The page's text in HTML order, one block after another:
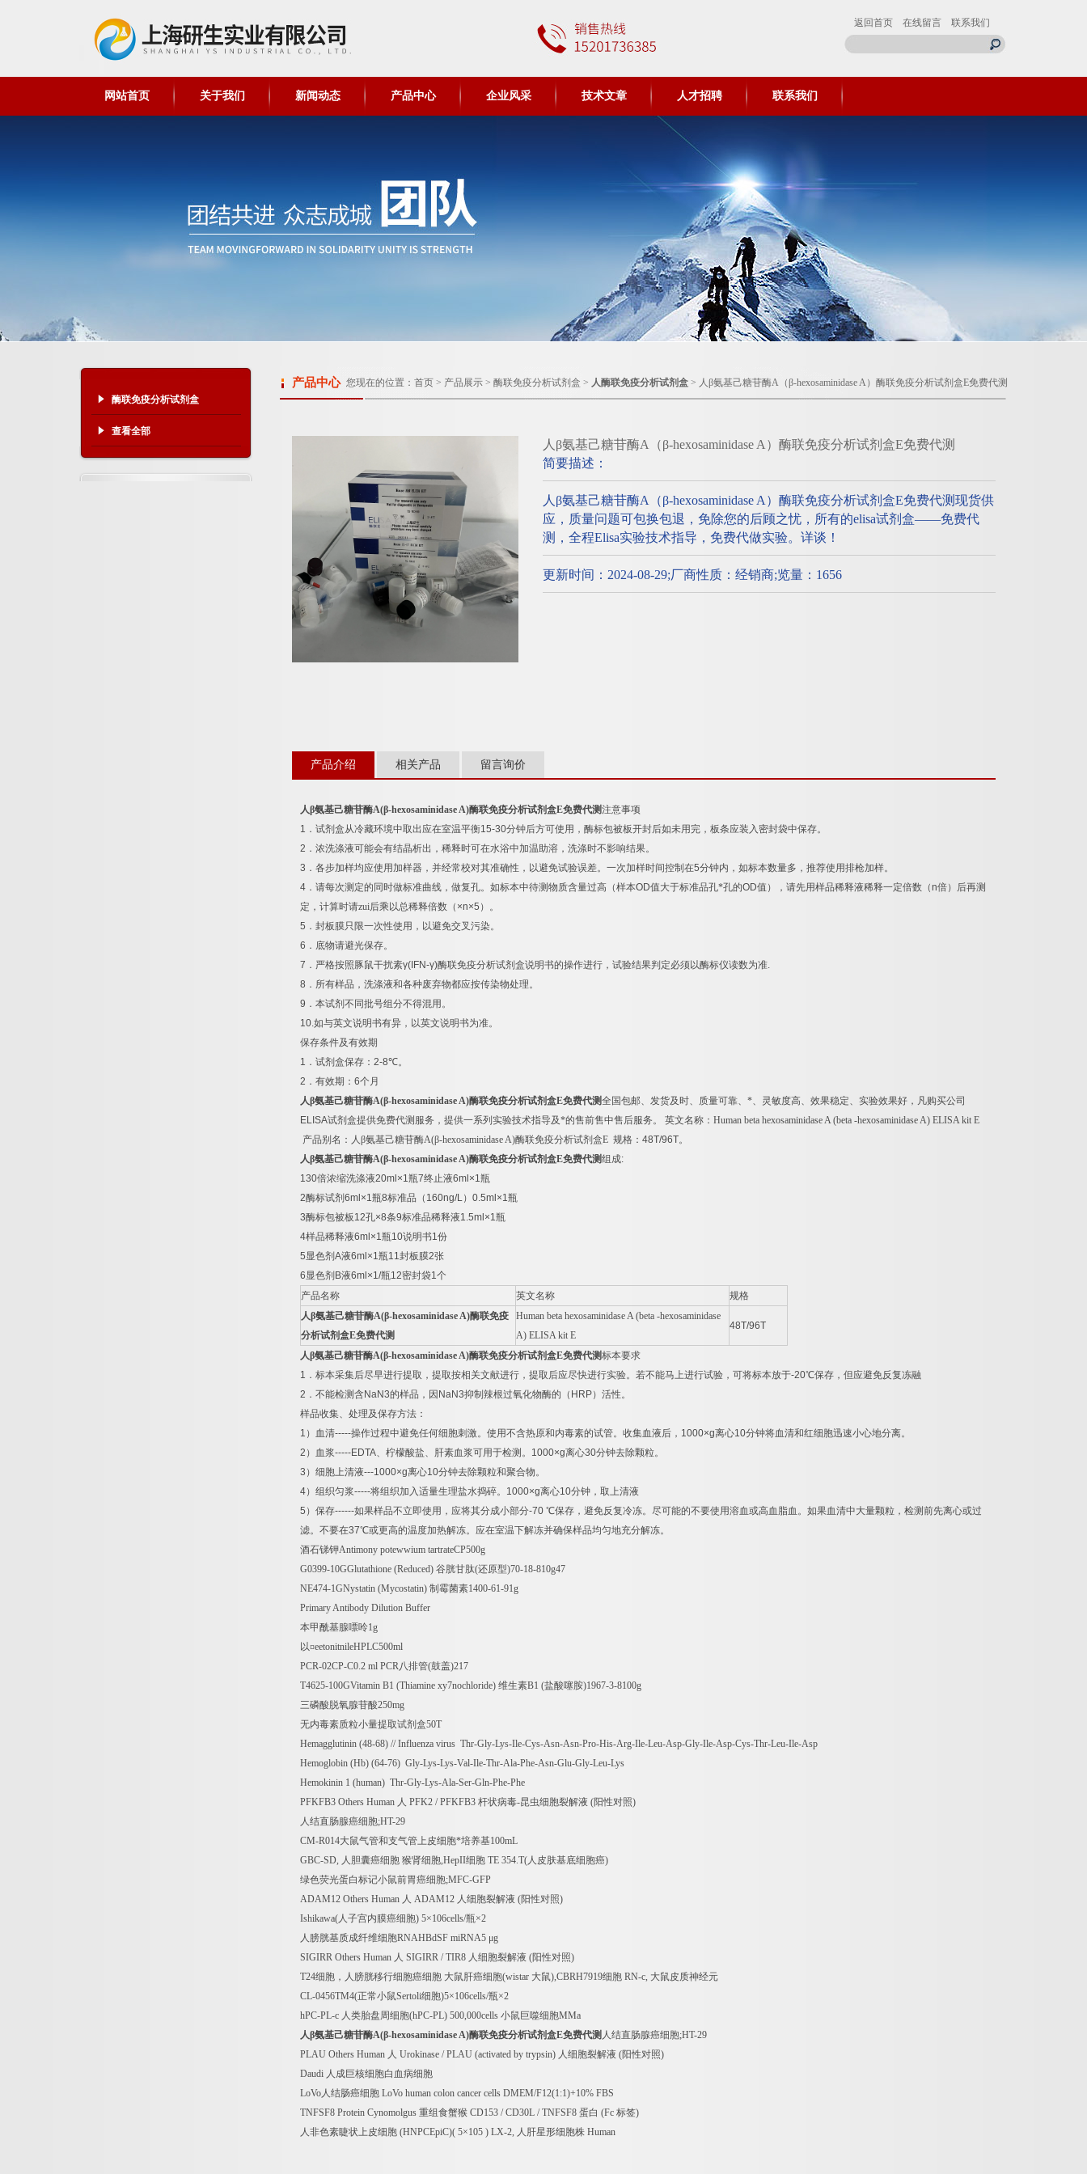
返回首页 在线留言 联系我们
网站首页 关于我们 新闻动态 产品中心 企业风采 技术文章 人才招聘 联系我们
酶联免疫分析试剂盒
查看全部
产品中心 您现在的位置： 首页 > 产品展示 > 酶联免疫分析试剂盒 > 人酶联免疫分析试剂盒 > 人β氨基己糖苷酶A（β-hexosaminidase A）酶联免疫分析试剂盒E免费代测
人β氨基己糖苷酶A（β-hexosaminidase A）酶联免疫分析试剂盒E免费代测
简要描述：
人β氨基己糖苷酶A（β-hexosaminidase A）酶联免疫分析试剂盒E免费代测现货供
应，质量问题可包换包退，免除您的后顾之忧，所有的elisa试剂盒——免费代
测，全程Elisa实验技术指导，免费代做实验。详谈！
更新时间：2024-08-29;厂商性质：经销商;览量：1656
产品介绍 相关产品 留言询价
人β氨基己糖苷酶A(β-hexosaminidase A)酶联免疫分析试剂盒E免费代测注意事项
1 ．试剂盒从冷藏环境中取出应在室温平衡15-30分钟后方可使用，酶标包被板开封后如未用完，板条应装入密封袋中保存。
2 ．浓洗涤液可能会有结晶析出，稀释时可在水浴中加温助溶，洗涤时不影响结果。
3 ．各步加样均应使用加样器，并经常校对其准确性，以避免试验误差。一次加样时间控制在5分钟内，如标本数量多，推荐使用排枪加样。
4 ．请每次测定的同时做标准曲线，做复孔。如标本中待测物质含量过高（样本OD值大于标准品孔*孔的OD值），请先用样品稀释液稀释一定倍数（n倍）后再测
定，计算时请zui后乘以总稀释倍数（ ×n×5 ）。
5 ．封板膜只限一次性使用，以避免交叉污染。
6 ．底物请避光保存。
7 ．严格按照豚鼠干扰素γ(IFN-γ)酶联免疫分析试剂盒说明书的操作进行，试验结果判定必须以酶标仪读数为准.
8 ．所有样品，洗涤液和各种废弃物都应按传染物处理。
9 ．本试剂不同批号组分不得混用。
10.如与英文说明书有异，以英文说明书为准。
保存条件及有效期
1 ．试剂盒保存： 2-8℃。
2 ．有效期： 6个月
人β氨基己糖苷酶A(β-hexosaminidase A)酶联免疫分析试剂盒E免费代测全国包邮、发货及时、质量可靠、*、灵敏度高、效果稳定、实验效果好，凡购买公司
ELISA试剂盒提供免费代测服务，提供一系列实验技术指导及*的售前售中售后服务。 英文名称： Human beta hexosaminidase A (beta -hexosaminidase A) ELISA kit E
产品别名： 人β氨基己糖苷酶A(β-hexosaminidase A)酶联免疫分析试剂盒E 规格： 48T/96T。
人β氨基己糖苷酶A(β-hexosaminidase A)酶联免疫分析试剂盒E免费代测组成:
130倍浓缩洗涤液20ml×1瓶7终止液6ml×1瓶
2酶标试剂 6ml×1瓶8标准品（ 160ng/L） 0.5ml×1瓶
3酶标包被板12孔×8条9标准品稀释液1.5ml×1瓶
4样品稀释液6ml×1瓶10说明书1份
5显色剂 A液6ml×1瓶11封板膜2张
6显色剂 B液6ml×1/瓶12密封袋1个
产品名称
英文名称
规格
人β氨基己糖苷酶A(β-hexosaminidase A)酶联免疫
分析试剂盒E免费代测
Human beta hexosaminidase A (beta -hexosaminidase
A) ELISA kit E
48T/96T
人β氨基己糖苷酶A(β-hexosaminidase A)酶联免疫分析试剂盒E免费代测标本要求
1 ．标本采集后尽早进行提取，提取按相关文献进行，提取后应尽快进行实验。若不能马上进行试验，可将标本放于-20℃保存，但应避免反复冻融
2 ．不能检测含 NaN3的样品，因 NaN3抑制辣根过氧化物酶的（ HRP）活性。
样品收集、处理及保存方法：
1 ）血清-----操作过程中避免任何细胞刺激。使用不含热原和内毒素的试管。收集血液后， 1000×g离心10分钟将血清和红细胞迅速小心地分离。
2 ）血浆-----EDTA、柠檬酸盐、肝素血浆可用于检测。 1000×g离心30分钟去除颗粒。
3 ）细胞上清液---1000×g离心10分钟去除颗粒和聚合物。
4）组织匀浆-----将组织加入适量生理盐水捣碎。 1000×g离心10分钟，取上清液
5 ）保存------如果样品不立即使用，应将其分成小部分-70 ℃保存，避免反复冷冻。尽可能的不要使用溶血或高血脂血。如果血清中大量颗粒，检测前先离心或过
滤。不要在37℃或更高的温度加热解冻。应在室温下解冻并确保样品均匀地充分解冻。
酒石锑钾Antimony potewwium tartrateCP500g
G0399-10GGlutathione (Reduced) 谷胱甘肽(还原型)70-18-810g47
NE474-1GNystatin (Mycostatin) 制霉菌素1400-61-91g
Primary Antibody Dilution Buffer
本甲酰基腺嘌呤1g
以¤eetonitnileHPLC500ml
PCR-02CP-C0.2 ml PCR八排管(鼓盖)217
T4625-100GVitamin B1 (Thiamine xy7nochloride) 维生素B1 (盐酸噻胺)1967-3-8100g
三磷酸脱氧腺苷酸250mg
无内毒素质粒小量提取试剂盒50T
Hemagglutinin (48-68) // Influenza virus Thr-Gly-Lys-Ile-Cys-Asn-Asn-Pro-His-Arg-Ile-Leu-Asp-Gly-Ile-Asp-Cys-Thr-Leu-Ile-Asp
Hemoglobin (Hb) (64-76) Gly-Lys-Lys-Val-Ile-Thr-Ala-Phe-Asn-Glu-Gly-Leu-Lys
Hemokinin 1 (human) Thr-Gly-Lys-Ala-Ser-Gln-Phe-Phe
PFKFB3 Others Human 人 PFK2 / PFKFB3 杆状病毒-昆虫细胞裂解液 (阳性对照)
人结直肠腺癌细胞;HT-29
CM-R014大鼠气管和支气管上皮细胞*培养基100mL
GBC-SD, 人胆囊癌细胞 猴肾细胞,HepII细胞 TE 354.T(人皮肤基底细胞癌)
绿色荧光蛋白标记小鼠前胃癌细胞;MFC-GFP
ADAM12 Others Human 人 ADAM12 人细胞裂解液 (阳性对照)
Ishikawa(人子宫内膜癌细胞) 5×106cells/瓶×2
人膀胱基质成纤维细胞RNAHBdSF miRNA5 μg
SIGIRR Others Human 人 SIGIRR / TIR8 人细胞裂解液 (阳性对照)
T24细胞，人膀胱移行细胞癌细胞 大鼠肝癌细胞(wistar 大鼠),CBRH7919细胞 RN-c, 大鼠皮质神经元
CL-0456TM4(正常小鼠Sertoli细胞)5×106cells/瓶×2
hPC-PL-c 人类胎盘周细胞(hPC-PL) 500,000cells 小鼠巨噬细胞MMa
人β氨基己糖苷酶A(β-hexosaminidase A)酶联免疫分析试剂盒E免费代测 人结直肠腺癌细胞;HT-29
PLAU Others Human 人 Urokinase / PLAU (activated by trypsin) 人细胞裂解液 (阳性对照)
Daudi 人成巨核细胞白血病细胞
LoVo人结肠癌细胞 LoVo human colon cancer cells DMEM/F12(1:1)+10% FBS
TNFSF8 Protein Cynomolgus 重组食蟹猴 CD153 / CD30L / TNFSF8 蛋白 (Fc 标签)
人非色素睫状上皮细胞 (HNPCEpiC)( 5×105 ) LX-2, 人肝星形细胞株 Human